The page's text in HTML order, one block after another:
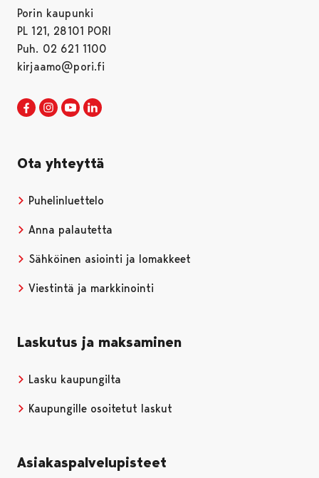
Porin kaupunki
PL 121, 28101 PORI
Puh. 02 621 1100
kirjaamo@pori.fi
Porin kaupunki Facebookissa
Avautuu uudessa välilehdessä
Porin kaupunki Instagramissa
Avautuu uudessa välilehdessä
Porin kaupunki Youtubessa
Avautuu uudessa välilehdessä
Ota yhteyttä
Puhelinluettelo
Anna palautetta
Sähköinen asiointi ja lomakkeet
Viestintä ja markkinointi
Laskutus ja maksaminen
Lasku kaupungilta
Kaupungille osoitetut laskut
Asiakaspalvelupisteet